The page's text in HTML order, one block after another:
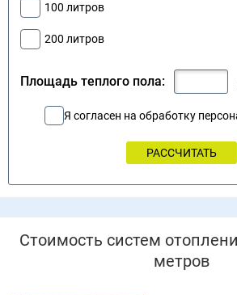
100 литров
200 литров
Площадь теплого пола:
Я согласен на обработку
Стоимость систем
метров